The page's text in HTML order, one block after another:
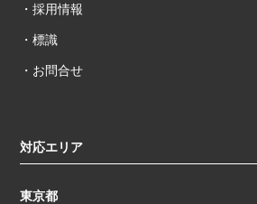
・採用情報
・標識
・お問合せ
対応エリア
東京都